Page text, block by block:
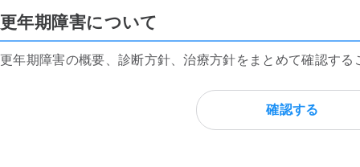
更年期障害について
更年期障害の概要、診断方針、治療方針をまとめて確認する
確認する